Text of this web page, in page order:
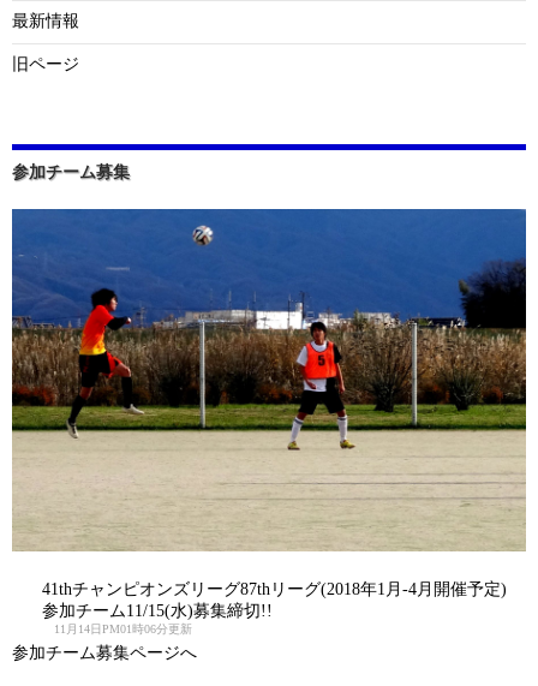
最新情報
旧ページ
参加チーム募集
41thチャンピオンズリーグ87thリーグ(2018年1月-4月開催予定)
参加チーム11/15(水)募集締切!!
11月14日PM01時06分更新
参加チーム募集ページへ